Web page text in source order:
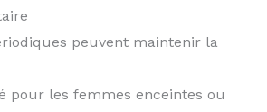
peuvent maintenir la
pour les femmes enceintes ou